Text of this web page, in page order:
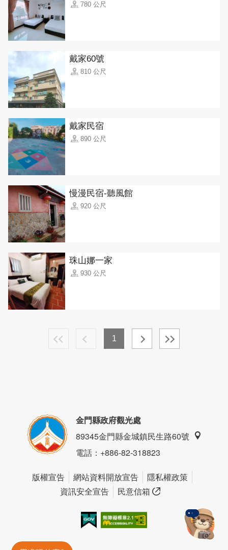
780 公尺
戴家60號
810 公尺
戴家民宿
890 公尺
慢漫民宿-聽風館
920 公尺
珠山娜一家
930 公尺
1
金門縣政府觀光處
89345金門縣金城鎮民生路60號
電話：+886-82-318823
版權宣告 網站資料開放宣告
隱私權政策
資訊安全宣告
民意信箱